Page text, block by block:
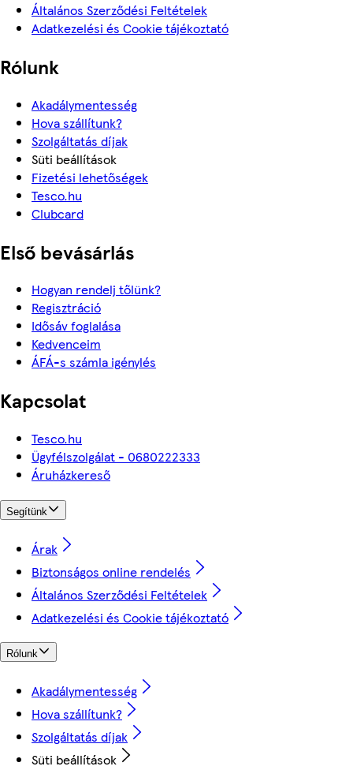
Általános Szerződési Feltételek
Adatkezelési és Cookie tájékoztató
Rólunk
Akadálymentesség
Hova szállítunk?
Szolgáltatás díjak
Süti beállítások
Fizetési lehetőségek
Tesco.hu
Clubcard
Első bevásárlás
Hogyan rendelj tőlünk?
Regisztráció
Idősáv foglalása
Kedvenceim
ÁFÁ-s számla igénylés
Kapcsolat
Tesco.hu
Ügyfélszolgálat - 0680222333
Áruházkereső
Segítünk
Árak
Biztonságos online rendelés
Általános Szerződési Feltételek
Adatkezelési és Cookie tájékoztató
Rólunk
Akadálymentesség
Hova szállítunk?
Szolgáltatás díjak
Süti beállítások